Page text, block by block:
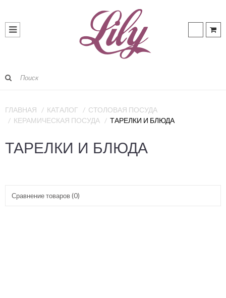
ГЛАВНАЯ КАТАЛОГ
СТОЛОВАЯ ПОСУДА
КЕРАМИЧЕСКАЯ ПОСУДА
ТАРЕЛКИ И БЛЮДА
ТАРЕЛКИ И БЛЮДА
Сравнение товаров (0)